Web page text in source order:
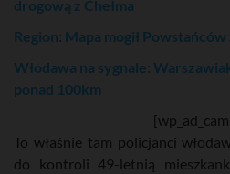
drogową z Chełma
Region: Mapa mogił
Włodawa na sygnale:
ponad 100km
To właśnie tam policjanci
do kontroli 49-letnią